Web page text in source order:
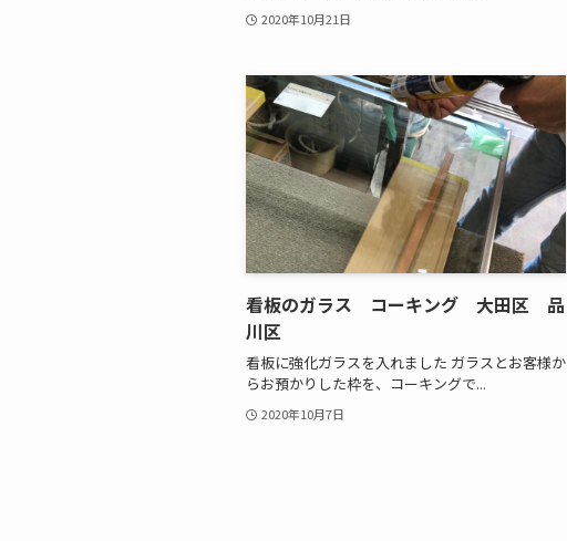
2020年10月21日
看板のガラス コーキング 大田区 品
川区
看板に強化ガラスを入れました ガラスとお客様か
らお預かりした枠を、コーキングで...
2020年10月7日